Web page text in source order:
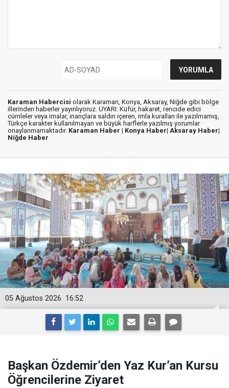
Karaman Habercisi olarak Karaman, Konya, Aksaray, Niğde gibi bölge
illerinden haberler yayınlıyoruz. UYARI: Küfür, hakaret, rencide edici
cümleler veya imalar, inançlara saldırı içeren, imla kuralları ile yazılmamış,
Türkçe karakter kullanılmayan ve büyük harflerle yazılmış yorumlar
onaylanmamaktadır. Karaman Haber | Konya Haber| Aksaray Haber|
Niğde Haber
16:52
05 Ağustos 2026
Başkan Özdemir’den Yaz Kur’an Kursu
Öğrencilerine Ziyaret